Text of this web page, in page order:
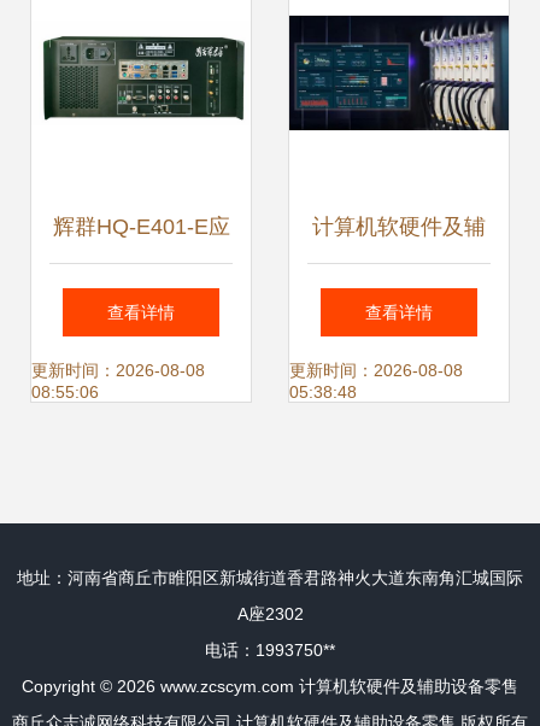
用前景
辉群HQ-E401-E应
急广播系统控制中
心工作站设备参数
查看详情
更新时间：2026-08-08
08:55:06
计算机软硬件及辅
助设备零售 数字化
时代的基石
查看详情
更新时间：2026-08-08
05:38:48
地址：河南省商丘市睢阳区新城街道香君路神火大道东南角汇城国际
A座2302
电话：1993750**
Copyright © 2026 www.zcscym.com 计算机软硬件及辅助设备零售